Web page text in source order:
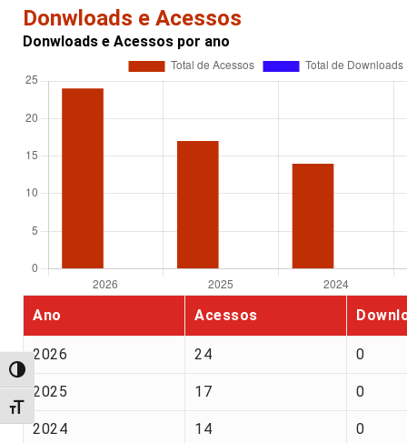
Alternar alto contraste
Alternar tamanho da fonte
Donwloads e Acessos
Donwloads e Acessos por ano
Ano Acessos
2026 24 0
2025 17 0
2024 14 0